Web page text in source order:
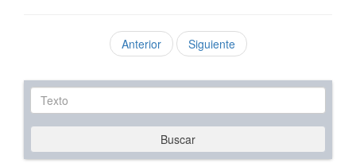
Anterior Siguiente
Texto
Buscar